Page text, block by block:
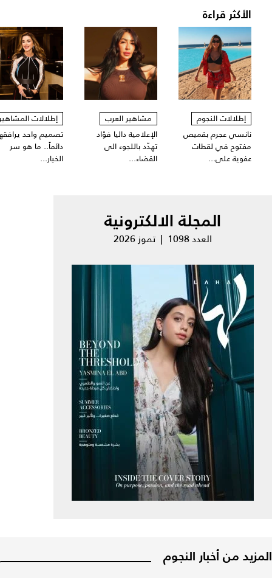
الأكثر قراءة
إطلالات النجوم
نانسي عجرم بقميص
مفتوح في لقطات
عفوية على...
مشاهير العرب
الإعلامية داليا فؤاد
تهدّد باللجوء الى
القضاء...
إطلالات
تصميم واحد
دائماً.. ما هو سر
الخيار...
المجلة الالكترونية
العدد 1098 | تموز 2026
المزيد من أخبار النجوم